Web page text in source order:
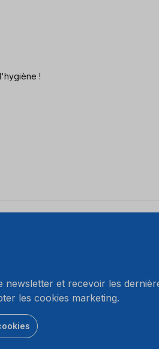
d'hygiène !
et recevoir les
les cookies marketing.